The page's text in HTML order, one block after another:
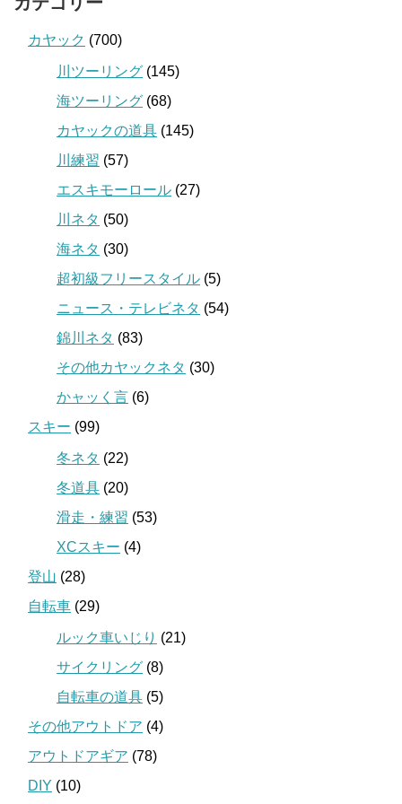
カヤック (700)
川ツーリング (145)
海ツーリング (68)
カヤックの道具 (145)
川練習 (57)
エスキモーロール (27)
川ネタ (50)
海ネタ (30)
超初級フリースタイル (5)
ニュース・テレビネタ (54)
錦川ネタ (83)
その他カヤックネタ (30)
かャッく言 (6)
スキー (99)
冬ネタ (22)
冬道具 (20)
滑走・練習 (53)
XCスキー (4)
登山 (28)
自転車 (29)
ルック車いじり (21)
サイクリング (8)
自転車の道具 (5)
その他アウトドア (4)
アウトドアギア (78)
DIY (10)